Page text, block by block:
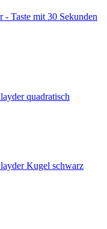
- Taste mit 30 Sekunden
quadratisch
Kugel schwarz